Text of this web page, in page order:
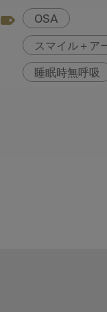
る？
OSA
スマイル＋ア
睡眠時無呼吸